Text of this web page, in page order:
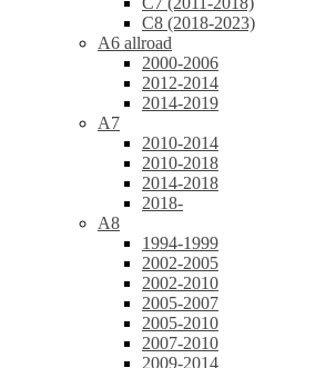
C8 (2018-2023)
A6 allroad
2000-2006
2012-2014
2014-2019
A7
2010-2014
2010-2018
2014-2018
2018-
A8
1994-1999
2002-2005
2002-2010
2005-2007
2005-2010
2007-2010
2009-2014